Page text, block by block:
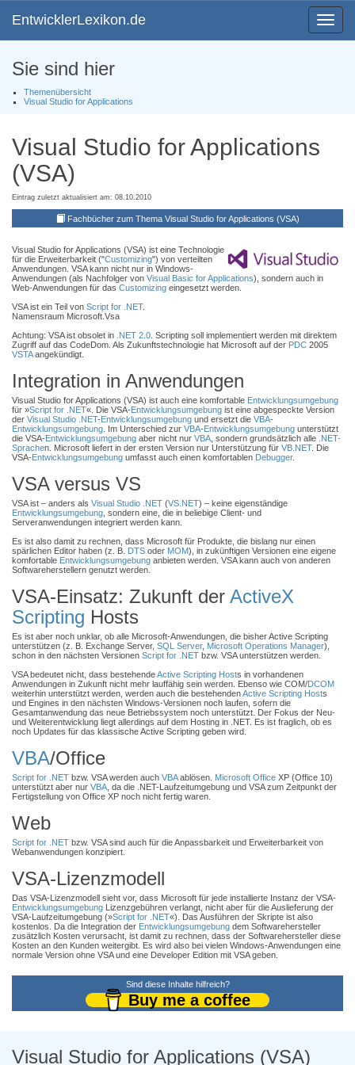
Toggle
EntwicklerLexikon.de
Sie sind hier
Themenübersicht
Visual Studio for Applications
Visual Studio for Applications
(VSA)
Eintrag zuletzt aktualisiert am: 08.10.2010
Fachbücher zum Thema Visual Studio for Applications (VSA)
Visual Studio for Applications (VSA) ist eine Technologie
für die Erweiterbarkeit ("Customizing") von verteilten
Anwendungen. VSA kann nicht nur in Windows-
Anwendungen (als Nachfolger von Visual Basic for Applications), sondern auch in
Web-Anwendungen für das Customizing eingesetzt werden.
VSA ist ein Teil von Script for .NET.
Namensraum Microsoft.Vsa
Achtung: VSA ist obsolet in .NET 2.0 . Scripting soll implementiert werden mit direktem
Zugriff auf das CodeDom. Als Zukunftstechnologie hat Microsoft auf der PDC 2005
VSTAangekündigt.
Integration in Anwendungen
Visual Studio for Applications (VSA) ist auch eine komfortable Entwicklungsumgebung
für »Script for .NET«. Die VSA-Entwicklungsumgebung ist eine abgespeckte Version
der Visual Studio .NET-Entwicklungsumgebung und ersetzt die VBA-
Entwicklungsumgebung . Im Unterschied zur VBA-Entwicklungsumgebung unterstützt
die VSA-Entwicklungsumgebung aber nicht nur VBA , sondern grundsätzlich alle .NET-
Sprachen. Microsoft liefert in der ersten Version nur Unterstützung für VB.NET. Die
VSA-Entwicklungsumgebung umfasst auch einen komfortablen Debugger.
VSA versus VS
VSA ist – anders als Visual Studio .NET (VS.NET) – keine eigenständige
Entwicklungsumgebung , sondern eine, die in beliebige Client- und
Serveranwendungen integriert werden kann.
Es ist also damit zu rechnen, dass Microsoft für Produkte, die bislang nur einen
spärlichen Editor haben (z. B. DTS oder MOM), in zukünftigen Versionen eine eigene
komfortable Entwicklungsumgebung anbieten werden. VSA kann auch von anderen
Softwareherstellern genutzt werden.
VSA-Einsatz: Zukunft der ActiveX
Scripting Hosts
Es ist aber noch unklar, ob alle Microsoft-Anwendungen, die bisher Active Scripting
unterstützen (z. B. Exchange Server, SQL Server, Microsoft Operations Manager),
schon in den nächsten Versionen Script for .NET bzw. VSA unterstützen werden.
VSA bedeutet nicht, dass bestehendeActive Scripting Hosts in vorhandenen
Anwendungen in Zukunft nicht mehr lauffähig sein werden. Ebenso wie COM/DCOM
weiterhin unterstützt werden, werden auch die bestehendenActive Scripting Hosts
und Engines in den nächsten Windows-Versionen noch laufen, sofern die
Gesamtanwendung das neue Betriebssystem noch unterstützt. Der Fokus der Neu-
und Weiterentwicklung liegt allerdings auf dem Hosting in .NET. Es ist fraglich, ob es
noch Updates für das klassische Active Scripting geben wird.
VBA/Office
Script for .NET bzw. VSA werden auch VBAablösen. Microsoft Office XP (Office 10)
unterstützt aber nur VBA , da die .NET-Laufzeitumgebung und VSA zum Zeitpunkt der
Fertigstellung von Office XP noch nicht fertig waren.
Web
Script for .NET bzw. VSA sind auch für die Anpassbarkeit und Erweiterbarkeit von
Webanwendungen konzipiert.
VSA-Lizenzmodell
Das VSA-Lizenzmodell sieht vor, dass Microsoft für jede installierte Instanz der VSA-
Entwicklungsumgebung Lizenzgebühren verlangt, nicht aber für die Auslieferung der
VSA-Laufzeitumgebung (»Script for .NET«). Das Ausführen der Skripte ist also
kostenlos. Da die Integration der Entwicklungsumgebung dem Softwarehersteller
zusätzlich Kosten verursacht, ist damit zu rechnen, dass der Softwarehersteller diese
Kosten an den Kunden weitergibt. Es wird also bei vielen Windows-Anwendungen eine
normale Version ohne VSA und eine Developer Edition mit VSA geben.
Sind diese Inhalte hilfreich?
Buy me a coffee
Visual Studio for Applications (VSA)